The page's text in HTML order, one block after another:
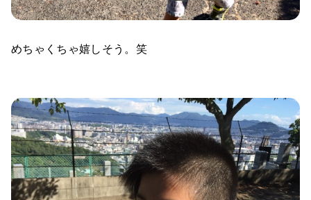
めちゃくちゃ嬉しそう。笑